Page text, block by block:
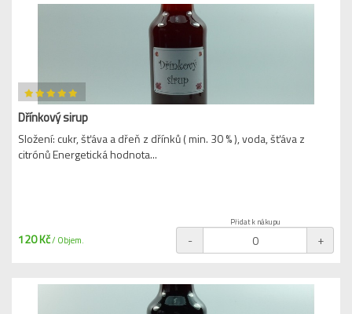
Dřínkový sirup
Složení: cukr, šťáva a dřeň z dřínků ( min. 30 % ), voda, šťáva z
citrónů Energetická hodnota...
120 Kč/ Objem.
Přidat k nákupu
- +